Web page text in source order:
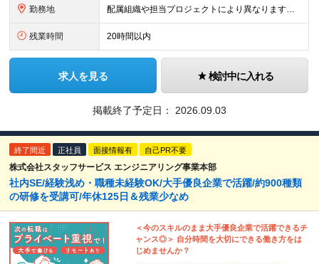
勤務地 配属組織や担当プロジェクトにより異なります。 ◆新潟本社 新潟県新潟市江南区亀田工業団地3丁目1番1号 ◆東京オフィス 東京都中央区入船3丁目3番8号 プライムタワー築地 ▼営業職の方は以下の支
残業時間 20時間以内
求人を見る 検討中に入れる
掲載終了予定日： 2026.09.03
終了間近 正社員 面接情報有 自己PR不要
株式会社スタッフサービス エンジニアリング事業本部
社内SE/経験浅め・職種未経験OK/大手優良企業で活躍/約900種類
の研修を受講可/年休125日＆残業少なめ
＜今のスキルのまま大手優良企業で活躍できるチ
ャンス◎＞ 自分時間を大切にできる働き方をは
じめませんか？